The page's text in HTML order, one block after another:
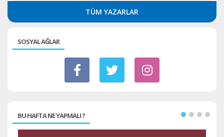
TÜM YAZARLAR
SOSYAL AĞLAR
BU HAFTA NE YAPMALI ?